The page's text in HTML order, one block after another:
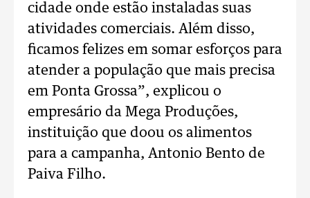
cidade onde estão instaladas suas
atividades comerciais. Além disso,
ficamos felizes em somar esforços para
atender a população que mais precisa
em Ponta Grossa”, explicou o
empresário da Mega Produções,
instituição que doou os alimentos
para a campanha, Antonio Bento de
Paiva Filho.